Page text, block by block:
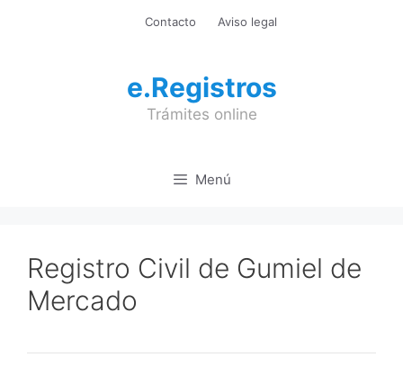
Contacto Aviso legal
e.Registros
Trámites online
Menú
Registro Civil de Gumiel de
Mercado